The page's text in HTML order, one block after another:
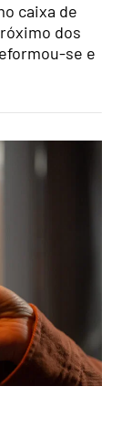
caixa de
dos
se e